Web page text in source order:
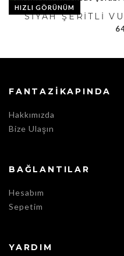
HIZLI GÖRÜNÜM
SIYAH ŞERITLI
FANTAZIKAPINDA
Hakkımızda
Bize Ulaşın
BAĞLANTILAR
Hesabım
Sepetim
YARDIM